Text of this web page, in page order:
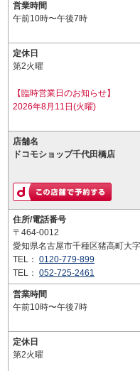
営業時間
午前10時〜午後7時
定休日
第2火曜
【臨時営業日のお知らせ】
2026年8月11日(火曜)
店舗名
ドコモショップ千代田橋店
住所/電話番号
〒464-0012
愛知県名古屋市千種区猪高町大
TEL： 0120-779-899
TEL： 052-725-2461
営業時間
午前10時〜午後7時
定休日
第2火曜